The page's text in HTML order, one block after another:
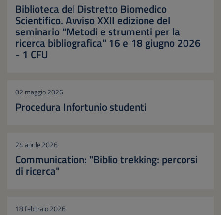
Biblioteca del Distretto Biomedico
Scientifico. Avviso XXII edizione del
seminario "Metodi e strumenti per la
ricerca bibliografica" 16 e 18 giugno 2026
- 1 CFU
02 maggio 2026
Procedura Infortunio studenti
24 aprile 2026
Communication: "Biblio trekking: percorsi
di ricerca"
18 febbraio 2026